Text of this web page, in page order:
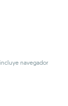
navegador